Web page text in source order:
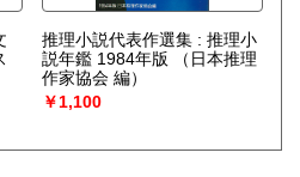
推理小説代表作選集 : 推理小
説年鑑 1984年版
（日本推理
作家協会 編）
￥1,100